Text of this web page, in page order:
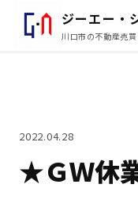
ジーエー・
川口市の不動産売買
2022.04.28
★ＧＷ休